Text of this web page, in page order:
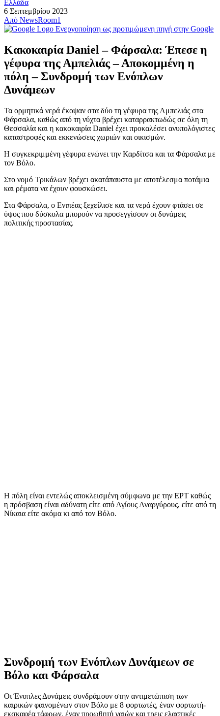
Ελλάδα
6 Σεπτεμβρίου 2023
Από NewsRoom1
Ενεργοποίηση ως προτιμώμενη πηγή στην Google
Κακοκαιρία Daniel – Φάρσαλα: Έπεσε η
γέφυρα της Αμπελιάς – Αποκομμένη η
πόλη – Συνδρομή των Ενόπλων
Δυνάμεων
Τα ορμητικά νερά έκοψαν στα δύο τη γέφυρα της Αμπελιάς στα
Φάρσαλα, καθώς από τη νύχτα βρέχει καταρρακτωδώς σε όλη τη
Θεσσαλία και η κακοκαιρία Daniel έχει προκαλέσει ανυπολόγιστες
καταστροφές και εκκενώσεις χωριών και οικισμών.
Η συγκεκριμμένη γέφυρα ενώνει την Καρδίτσα και τα Φάρσαλα με
τον Βόλο.
Στο νομό Τρικάλων βρέχει ακατάπαυστα με αποτέλεσμα ποτάμια
και ρέματα να έχουν φουσκώσει.
Στα Φάρσαλα, ο Ενιπέας ξεχείλισε και τα νερά έχουν φτάσει σε
ύψος που δύσκολα μπορούν να προσεγγίσουν οι δυνάμεις
πολιτικής προστασίας.
Η πόλη είναι εντελώς αποκλεισμένη σύμφωνα με την ΕΡΤ καθώς
η πρόσβαση είναι αδύνατη είτε από Αγίους Αναργύρους, είτε από τη
Νίκαια είτε ακόμα κι από τον Βόλο.
Συνδρομή των Ενόπλων Δυνάμεων σε
Βόλο και Φάρσαλα
Οι Ένοπλες Δυνάμεις συνδράμουν στην αντιμετώπιση των
καιρικών φαινομένων στον Βόλο με 8 φορτωτές, έναν φορτωτή-
εκσκαφέα τάφρων, έναν προωθητή γαιών και τρεις ελαστικές